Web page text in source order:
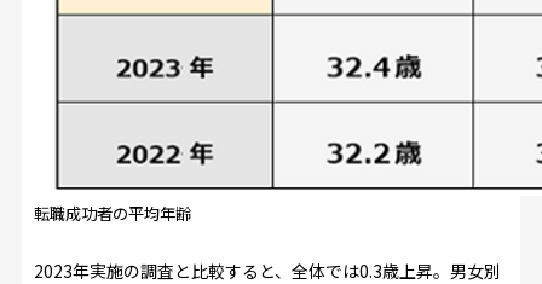
転職成功者の平均年齢
2023年実施の調査と比較すると、全体では0.3歳上昇。男女別